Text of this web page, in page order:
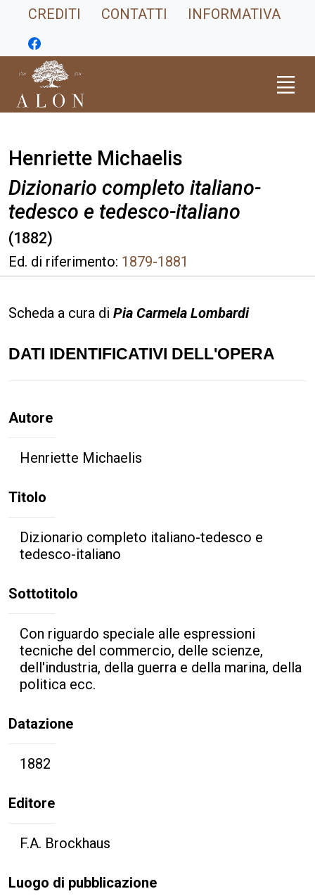
CREDITI CONTATTI INFORMATIVA
Henriette Michaelis
Dizionario completo italiano-
tedesco e tedesco-italiano
(1882)
Ed. di riferimento: 1879-1881
Scheda a cura di Pia Carmela Lombardi
DATI IDENTIFICATIVI DELL'OPERA
Autore
Henriette Michaelis
Titolo
Dizionario completo italiano-tedesco e
tedesco-italiano
Sottotitolo
Con riguardo speciale alle espressioni
tecniche del commercio, delle scienze,
dell'industria, della guerra e della marina, della
politica ecc.
Datazione
1882
Editore
F.A. Brockhaus
Luogo di pubblicazione